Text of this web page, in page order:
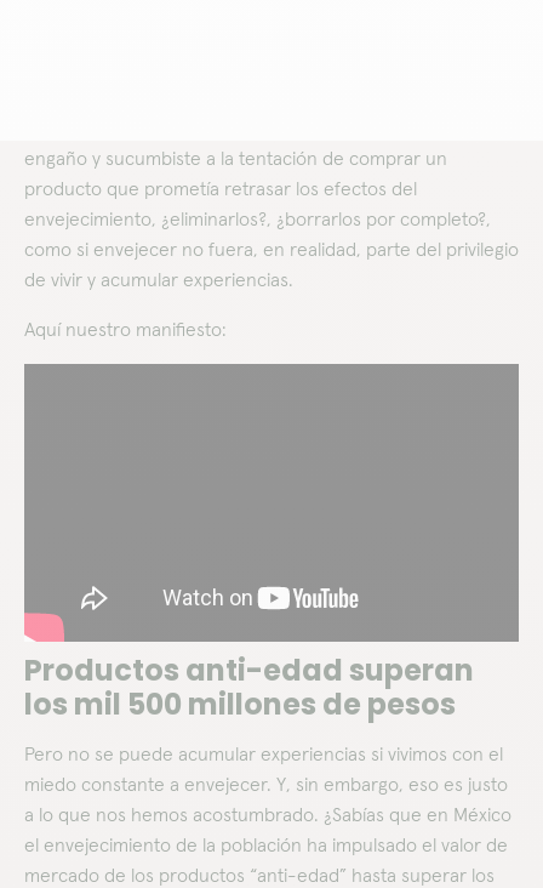
engaño y sucumbiste a la tentación de comprar un
producto que prometía retrasar los efectos del
envejecimiento, ¿eliminarlos?, ¿borrarlos por completo?,
como si envejecer no fuera, en realidad, parte del privilegio
de vivir y acumular experiencias.
Aquí nuestro manifiesto:
Productos anti-edad superan
los mil 500 millones de pesos
Pero no se puede acumular experiencias si vivimos con el
miedo constante a envejecer. Y, sin embargo, eso es justo
a lo que nos hemos acostumbrado. ¿Sabías que en México
el envejecimiento de la población ha impulsado el valor de
mercado de los productos “anti-edad” hasta superar los